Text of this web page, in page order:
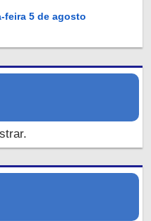
feira 5 de agosto